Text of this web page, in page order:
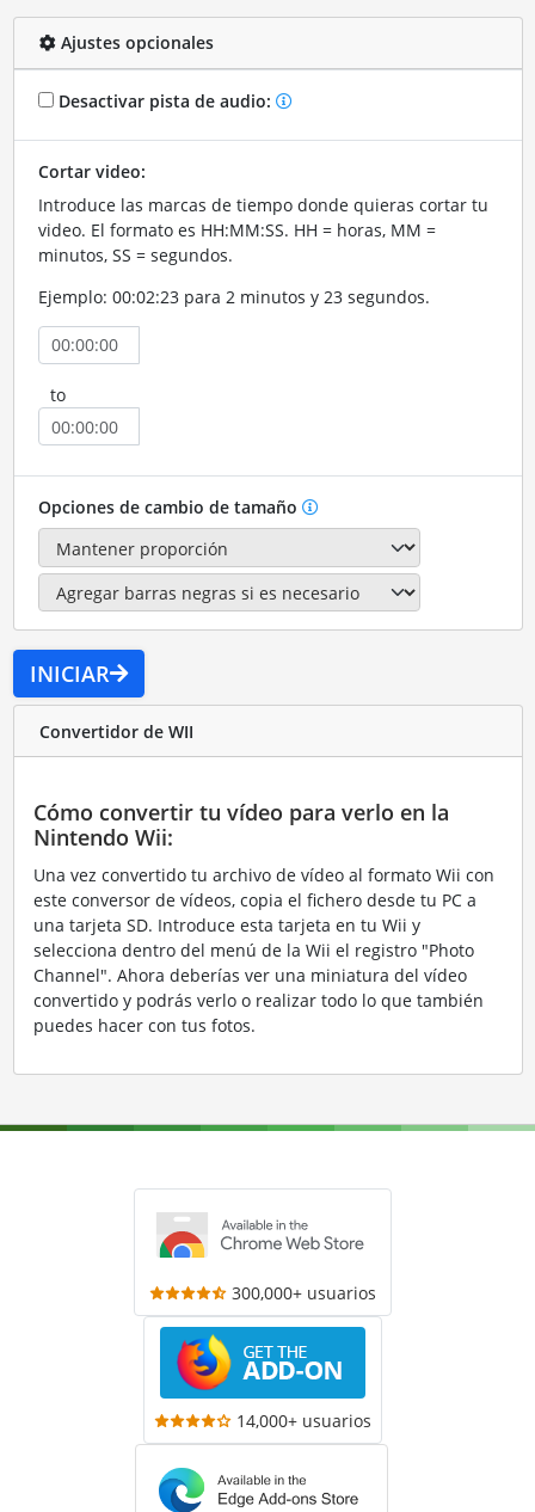
Ajustes opcionales
Desactivar pista de audio:
Cortar video:
Introduce las marcas de tiempo donde quieras cortar tu
video. El formato es HH:MM:SS. HH = horas, MM =
minutos, SS = segundos.
Ejemplo: 00:02:23 para 2 minutos y 23 segundos.
to
Opciones de cambio de tamaño
INICIAR
Convertidor de WII
Cómo convertir tu vídeo para verlo en la
Nintendo Wii:
Una vez convertido tu archivo de vídeo al formato Wii con
este conversor de vídeos, copia el fichero desde tu PC a
una tarjeta SD. Introduce esta tarjeta en tu Wii y
selecciona dentro del menú de la Wii el registro "Photo
Channel". Ahora deberías ver una miniatura del vídeo
convertido y podrás verlo o realizar todo lo que también
puedes hacer con tus fotos.
300,000+ usuarios
14,000+ usuarios